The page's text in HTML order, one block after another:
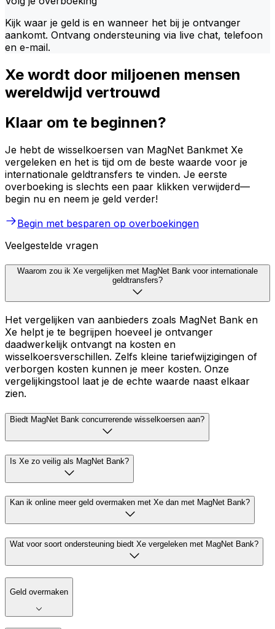
Kijk waar je geld is en wanneer het bij je ontvanger
aankomt. Ontvang ondersteuning via live chat, telefoon
en e-mail.
Xe wordt door miljoenen mensen
wereldwijd vertrouwd
Klaar om te beginnen?
Je hebt de wisselkoersen van MagNet Bankmet Xe
vergeleken en het is tijd om de beste waarde voor je
internationale geldtransfers te vinden. Je eerste
overboeking is slechts een paar klikken verwijderd—
begin nu en neem je geld verder!
Begin met besparen op overboekingen
Veelgestelde vragen
Waarom zou ik Xe vergelijken met MagNet Bank voor internationale
geldtransfers?
Het vergelijken van aanbieders zoals MagNet Bank en
Xe helpt je te begrijpen hoeveel je ontvanger
daadwerkelijk ontvangt na kosten en
wisselkoersverschillen. Zelfs kleine tariefwijzigingen of
verborgen kosten kunnen je meer kosten. Onze
vergelijkingstool laat je de echte waarde naast elkaar
zien.
Biedt MagNet Bank concurrerende wisselkoersen aan?
Is Xe zo veilig als MagNet Bank?
Kan ik online meer geld overmaken met Xe dan met MagNet Bank?
Wat voor soort ondersteuning biedt Xe vergeleken met MagNet Bank?
Geld overmaken